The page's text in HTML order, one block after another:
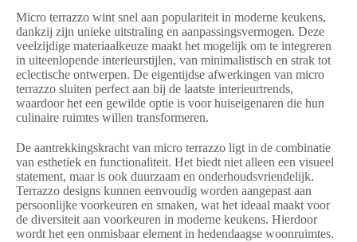
Micro terrazzo wint snel aan populariteit in moderne keukens,
dankzij zijn unieke uitstraling en aanpassingsvermogen. Deze
veelzijdige materiaalkeuze maakt het mogelijk om te integreren
in uiteenlopende interieurstijlen, van minimalistisch en strak tot
eclectische ontwerpen. De eigentijdse afwerkingen van micro
terrazzo sluiten perfect aan bij de laatste interieurtrends,
waardoor het een gewilde optie is voor huiseigenaren die hun
culinaire ruimtes willen transformeren.
De aantrekkingskracht van micro terrazzo ligt in de combinatie
van esthetiek en functionaliteit. Het biedt niet alleen een visueel
statement, maar is ook duurzaam en onderhoudsvriendelijk.
Terrazzo designs kunnen eenvoudig worden aangepast aan
persoonlijke voorkeuren en smaken, wat het ideaal maakt voor
de diversiteit aan voorkeuren in moderne keukens. Hierdoor
wordt het een onmisbaar element in hedendaagse woonruimtes.